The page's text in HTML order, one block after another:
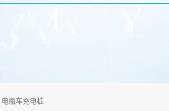
电瓶车充电桩